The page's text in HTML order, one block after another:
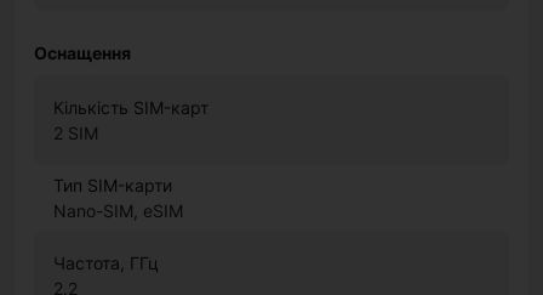
Оснащення
Кількість SIM-карт
2 SIM
Тип SIM-карти
Nano-SIM, eSIM
Частота, ГГц
2.2